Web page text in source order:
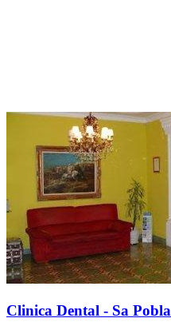
Clinica Dental - Sa Pobla